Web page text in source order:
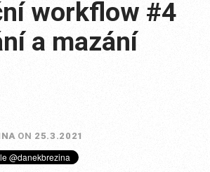
workflow #4
a mazání
ON 25.3.2021